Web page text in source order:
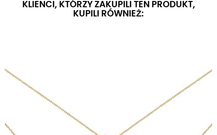
KLIENCI, KTÓRZY ZAKUPILI TEN PRODUKT,
KUPILI RÓWNIEŻ: